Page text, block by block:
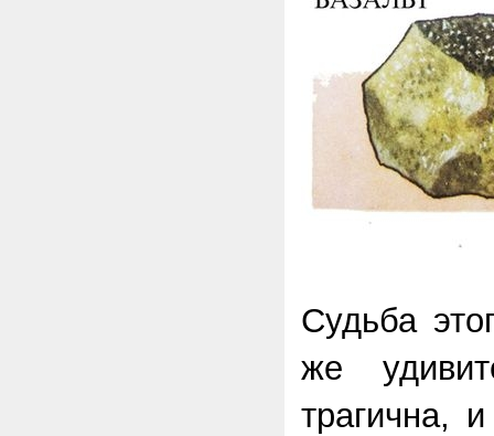
Судьба
же
трагична,